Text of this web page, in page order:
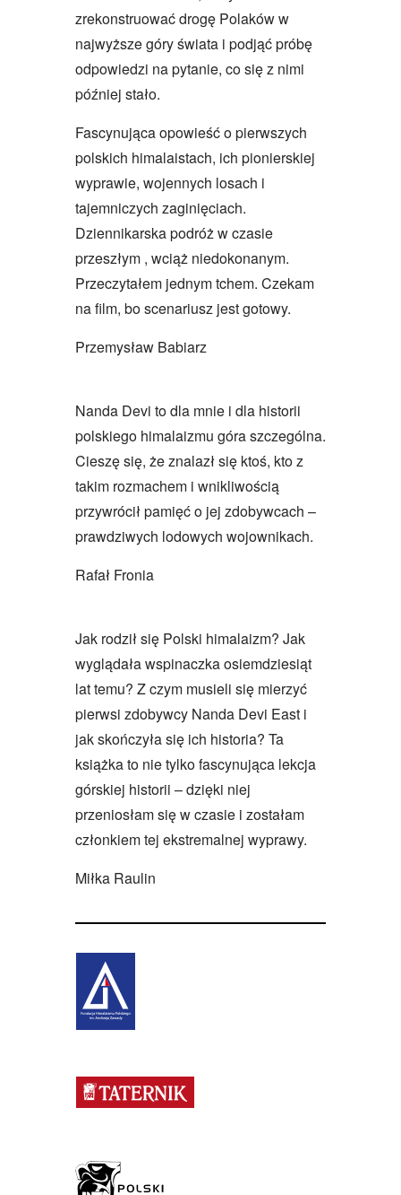
zrekonstruować drogę Polaków w
najwyższe góry świata i podjąć próbę
odpowiedzi na pytanie, co się z nimi
później stało.
Fascynująca opowieść o pierwszych
polskich himalaistach, ich pionierskiej
wyprawie, wojennych losach i
tajemniczych zaginięciach.
Dziennikarska podróż w czasie
przeszłym , wciąż niedokonanym.
Przeczytałem jednym tchem. Czekam
na film, bo scenariusz jest gotowy.
Przemysław Babiarz
Nanda Devi to dla mnie i dla historii
polskiego himalaizmu góra szczególna.
Cieszę się, że znalazł się ktoś, kto z
takim rozmachem i wnikliwością
przywrócił pamięć o jej zdobywcach –
prawdziwych lodowych wojownikach.
Rafał Fronia
Jak rodził się Polski himalaizm? Jak
wyglądała wspinaczka osiemdziesiąt
lat temu? Z czym musieli się mierzyć
pierwsi zdobywcy Nanda Devi East i
jak skończyła się ich historia? Ta
książka to nie tylko fascynująca lekcja
górskiej historii – dzięki niej
przeniosłam się w czasie i zostałam
członkiem tej ekstremalnej wyprawy.
Miłka Raulin